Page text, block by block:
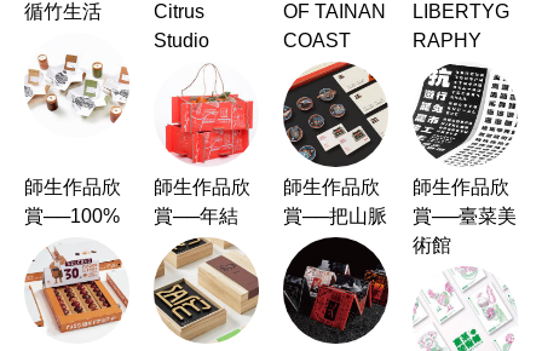
循竹生活
Citrus
Studio
OF TAINAN
COAST
LIBERTYG
RAPHY
師生作品欣
賞──100%
師生作品欣
賞──年結
師生作品欣
賞──把山脈
師生作品欣
賞──臺菜美
術館